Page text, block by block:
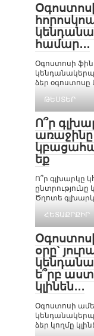
համար․․․
Օգոստոսի
ձեր օգոստոսը
ԹԵՍՏԵՐ
Ո՞ր
եք
Ո՞ր գլխարկը
ընտրությունը
Ծղոտե գլխարկ
ՀԵՏԱՔՐՔԻՐ
օրը`
ե՞րբ
կլինեն․․․
Օգոստոսի
ձեր կողմը